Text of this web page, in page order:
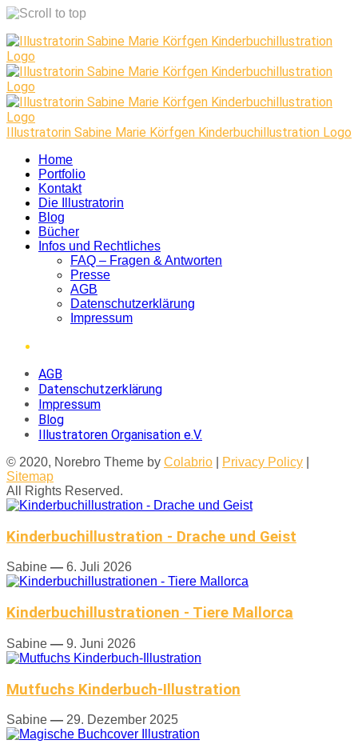
Skip
to
content
Illustratorin Sabine Marie Körfgen Kinderbuchillustration Logo
Home
Portfolio
Kontakt
Die Illustratorin
Blog
Bücher
Infos und Rechtliches
FAQ – Fragen & Antworten
Presse
AGB
Datenschutzerklärung
Impressum
AGB
Datenschutzerklärung
Impressum
Blog
Illustratoren Organisation e.V.
© 2020, Norebro Theme by Colabrio Privacy Policy
Sitemap
All Rights Reserved.
Kinderbuchillustration - Drache und Geist
Sabine — 6. Juli 2026
Kinderbuchillustrationen - Tiere Mallorca
Sabine — 9. Juni 2026
Mutfuchs Kinderbuch-Illustration
Sabine — 29. Dezember 2025